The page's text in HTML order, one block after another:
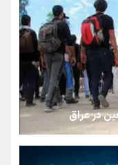
کرد
یک نسل، یک توهم!
صدای رئیس‌جمهوری